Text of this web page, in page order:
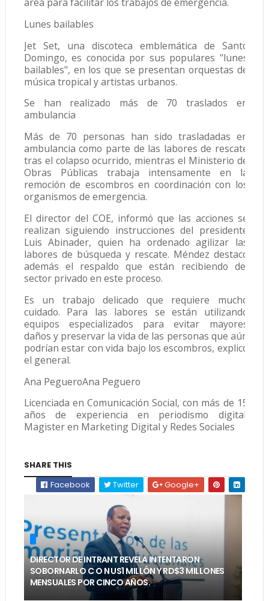
Lunes bailables
Jet Set, una discoteca emblemática de Santo
Domingo, es conocida por sus populares "lunes
bailables", en los que se presentan orquestas de
música tropical y artistas urbanos.
Se han realizado más de 70 traslados en
ambulancia
Más de 70 personas han sido trasladadas en
ambulancia como parte de las labores de rescate
tras el colapso ocurrido, mientras el Ministerio de
Obras Públicas trabaja intensamente en la
remoción de escombros en coordinación con los
organismos de emergencia.
El director del COE, informó que las acciones se
realizan siguiendo instrucciones del presidente
Luis Abinader, quien ha ordenado agilizar las
labores de búsqueda y rescate. Méndez destacó
además el respaldo que están recibiendo del
sector privado en este proceso.
Es un trabajo delicado que requiere mucho
cuidado. Para las labores se están utilizando
equipos especializados para evitar mayores
daños y preservar la vida de las personas que aún
podrían estar con vida bajo los escombros, explicó
el general.
Ana PegueroAna Peguero
Licenciada en Comunicación Social, con más de 15
años de experiencia en periodismo digital.
Magister en Marketing Digital y Redes Sociales
SHARE THIS
Facebook
Twitter Google+
DIRECTOR DE INTRANT REVELA INTENTARON
SOBORNARLO C O N US1 MILLÓN Y RD$3 MILLONES
MENSUALES POR CINCO AÑOS.